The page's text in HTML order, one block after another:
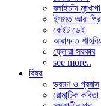
বলাইচাঁদ
ইসমত আরা
কেইট ডেই
আরাফাত
ফ্লোরা সরকার
see more..
বিষয়
ভ্রমণ ও প্রবাস
রোমান্টিক কবিতা